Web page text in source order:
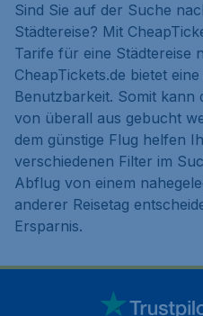
Sind Sie auf der Suche
Städtereise? Mit
Tarife für eine Städtereise
CheapTickets.de bietet
Benutzbarkeit. Somit kann
von überall aus gebucht
dem günstige Flug helfen
verschiedenen Filter im
Abflug von einem
anderer Reisetag
Ersparnis.